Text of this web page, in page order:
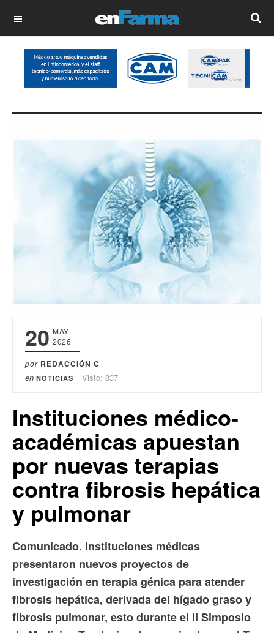
OFF CANVAS
20 MAY
2026
por REDACCIÓN C
en NOTICIAS Visto: 837
Instituciones médico-
académicas apuestan
por nuevas terapias
contra fibrosis hepática
y pulmonar
Comunicado. Instituciones médicas
presentaron nuevos proyectos de
investigación en terapia génica para atender
fibrosis hepática, derivada del hígado graso y
fibrosis pulmonar, esto durante el II Simposio